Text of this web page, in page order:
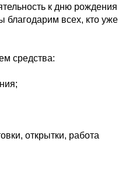
к дню рождения
благодарим всех, кто уже
средства:
открытки, работа